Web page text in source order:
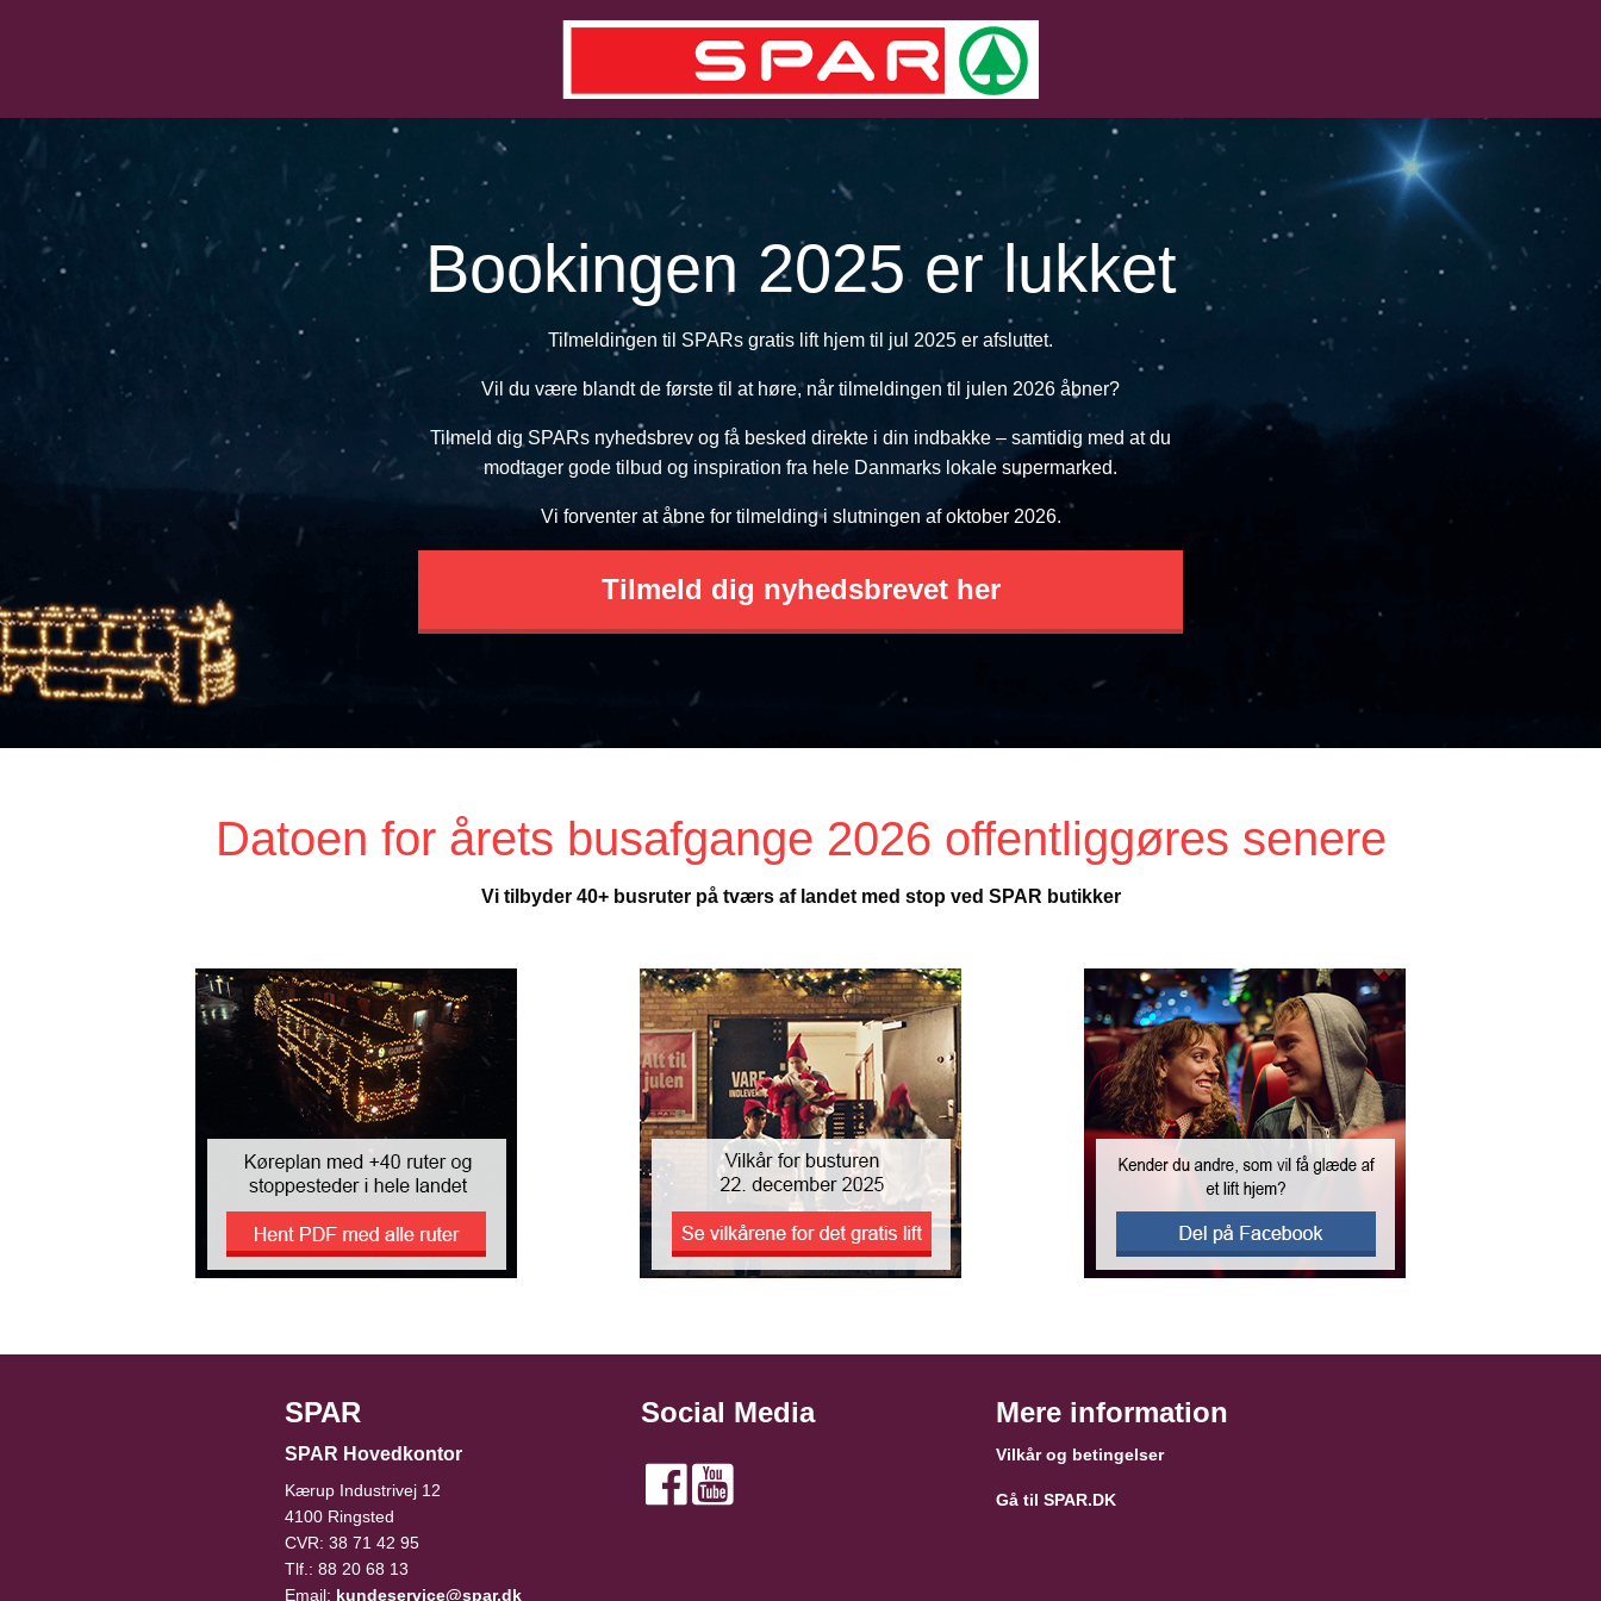
Bookingen 2025 er lukket
Tilmeldingen til SPARs gratis lift hjem til jul 2025 er afsluttet.
Vil du være blandt de første til at høre, når tilmeldingen til julen 2026 åbner?
Tilmeld dig SPARs nyhedsbrev og få besked direkte i din indbakke – samtidig med at du
modtager gode tilbud og inspiration fra hele Danmarks lokale supermarked.
Vi forventer at åbne for tilmelding i slutningen af oktober 2026.
Tilmeld dig nyhedsbrevet her
Datoen for årets busafgange 2026 offentliggøres senere
Vi tilbyder 40+ busruter på tværs af landet med stop ved SPAR butikker
SPAR
SPAR Hovedkontor
Kærup Industrivej 12
4100 Ringsted
CVR: 38 71 42 95
Tlf.: 88 20 68 13
Email: kundeservice@spar.dk
Social Media Mere information
Vilkår og betingelser
Gå til SPAR.DK